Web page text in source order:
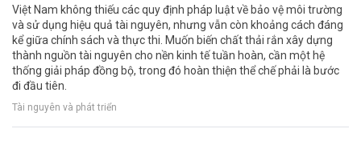
Việt Nam không thiếu các quy định pháp luật về bảo vệ môi trường
và sử dụng hiệu quả tài nguyên, nhưng vẫn còn khoảng cách đáng
kể giữa chính sách và thực thi. Muốn biến chất thải rắn xây dựng
thành nguồn tài nguyên cho nền kinh tế tuần hoàn, cần một hệ
thống giải pháp đồng bộ, trong đó hoàn thiện thể chế phải là bước
đi đầu tiên.
Tài nguyên và phát triển